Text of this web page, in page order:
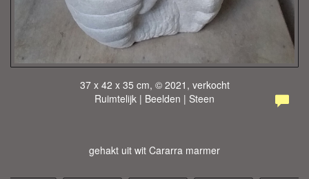
37 x 42 x 35 cm, © 2021, verkocht
Ruimtelijk | Beelden | Steen
gehakt uit wit Cararra marmer